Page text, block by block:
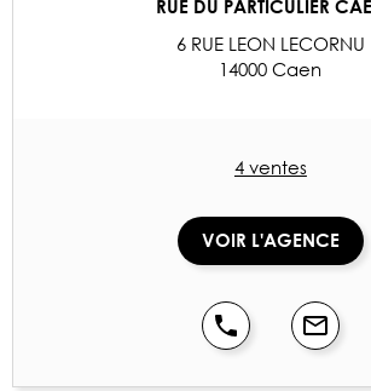
RUE DU PARTICULIER
6 RUE LEON LECORNU
14000 Caen
4 ventes
VOIR L'AGENCE